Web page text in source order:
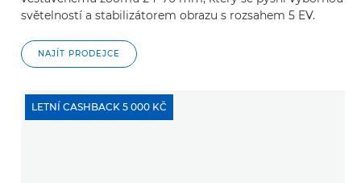
světelností a stabilizátorem obrazu s rozsahem 5 EV.
NAJÍT PRODEJCE
LETNÍ CASHBACK 5 000 KČ